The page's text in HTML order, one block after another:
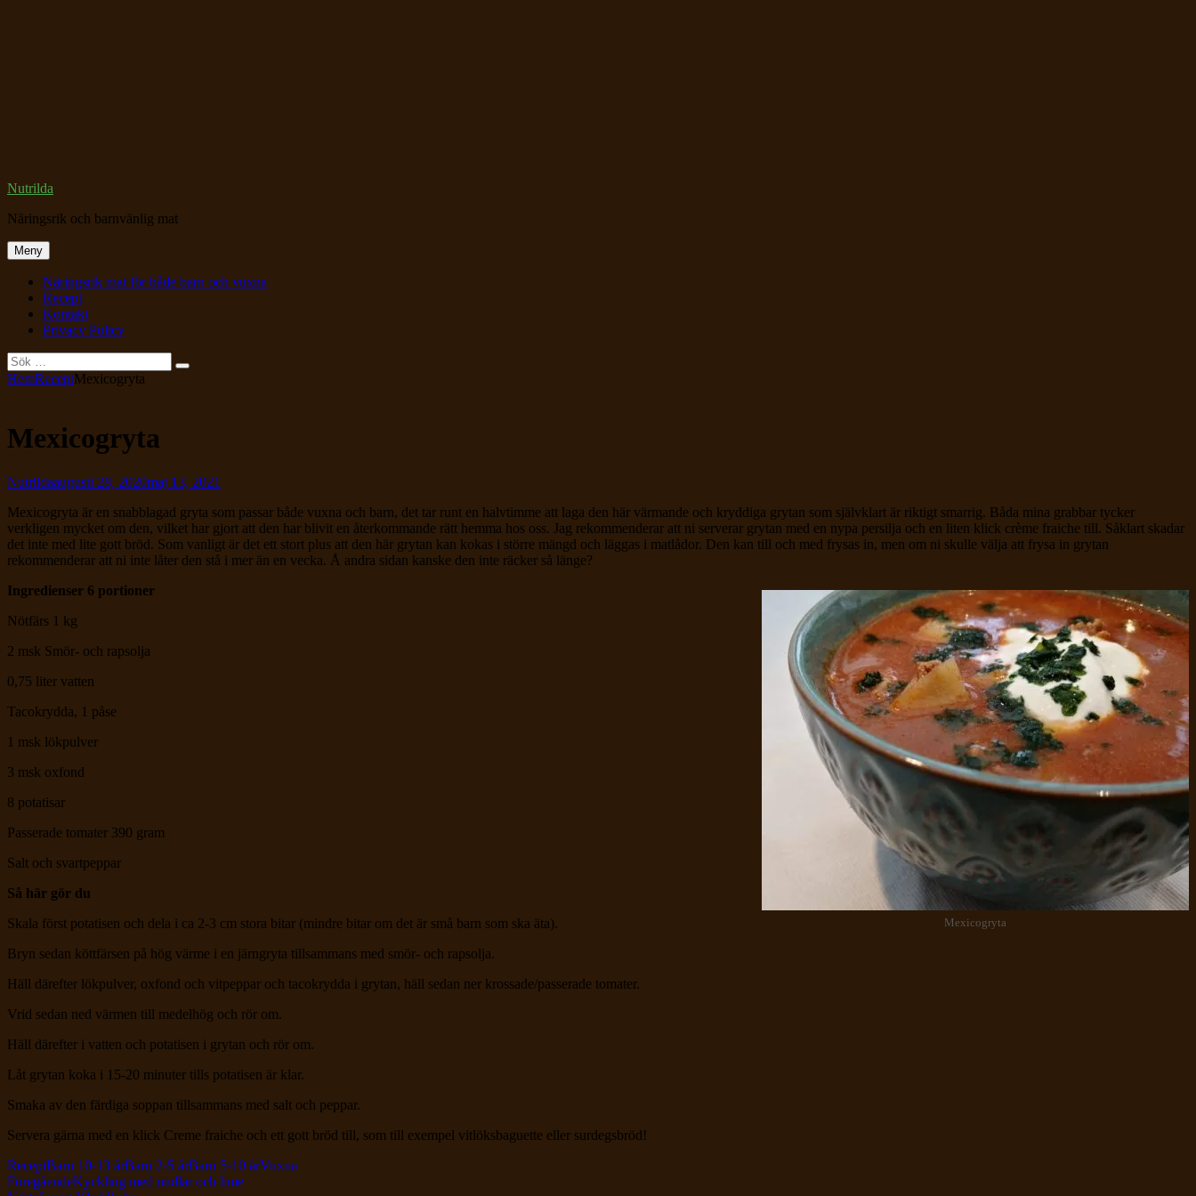
Nutrilda
Näringsrik och barnvänlig mat
Meny
Näringsrik mat för både barn och vuxna
Recept
Kontakt
Privacy Policy
Sök
Sök
Sök
efter:
Webbplatsens
HemReceptMexicogryta
Mexicogryta
Av
NutrildaPublicerad
augusti 28, 2020maj 13, 2021
Mexicogryta är en snabblagad gryta som passar både vuxna och barn, det tar runt en halvtimme att laga den här värmande och kryddiga grytan som självklart är riktigt smarrig. Båda mina grabbar tycker
verkligen mycket om den, vilket har gjort att den har blivit en återkommande rätt hemma hos oss. Jag rekommenderar att ni serverar grytan med en nypa persilja och en liten klick crème fraiche till. Såklart skadar
det inte med lite gott bröd. Som vanligt är det ett stort plus att den här grytan kan kokas i större mängd och läggas i matlådor. Den kan till och med frysas in, men om ni skulle välja att frysa in grytan
rekommenderar att ni inte låter den stå i mer än en vecka. Å andra sidan kanske den inte räcker så länge?
Mexicogryta
Ingredienser 6 portioner
Nötfärs 1 kg
2 msk Smör- och rapsolja
0,75 liter vatten
Tacokrydda, 1 påse
1 msk lökpulver
3 msk oxfond
8 potatisar
Passerade tomater 390 gram
Salt och svartpeppar
Så här gör du
Skala först potatisen och dela i ca 2-3 cm stora bitar (mindre bitar om det är små barn som ska äta).
Bryn sedan köttfärsen på hög värme i en järngryta tillsammans med smör- och rapsolja.
Häll därefter lökpulver, oxfond och vitpeppar och tacokrydda i grytan, häll sedan ner krossade/passerade tomater.
Vrid sedan ned värmen till medelhög och rör om.
Häll därefter i vatten och potatisen i grytan och rör om.
Låt grytan koka i 15-20 minuter tills potatisen är klar.
Smaka av den färdiga soppan tillsammans med salt och peppar.
Servera gärna med en klick Creme fraiche och ett gott bröd till, som till exempel vitlöksbaguette eller surdegsbröd!
Kategorier
ReceptEtiketter
Barn 10-13 årBarn 2-5 årBarn 5-10 årVuxna
Inläggsnavigering
FöregåendeKyckling med nudlar och lime